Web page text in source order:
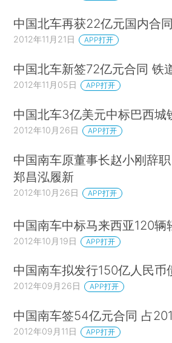
中国北车再获22亿元国内合同
2012年11月21日 APP打开
中国北车新签72亿元合同 铁
2012年11月05日 APP打开
中国北车3亿美元中标巴西城
2012年10月26日 APP打开
中国南车原董事长赵小刚辞职
郑昌泓履新
2012年10月26日 APP打开
中国南车中标马来西亚120辆
2012年10月19日 APP打开
中国南车拟发行150亿人民币
2012年09月26日 APP打开
中国南车签54亿元合同 占
2012年09月11日 APP打开